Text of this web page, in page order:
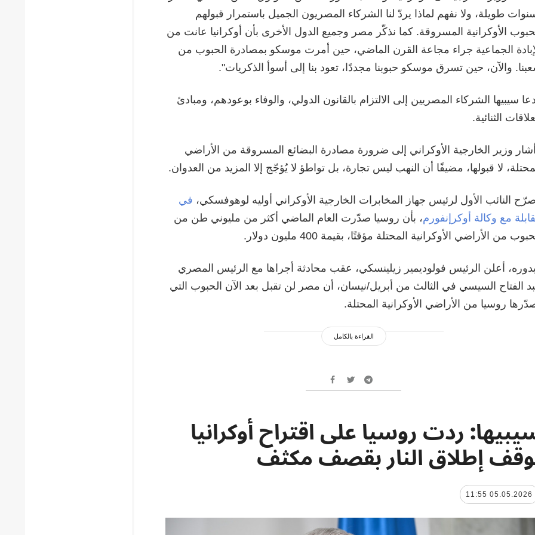
طويلة، ولا نفهم لماذا يردّ لنا الشركاء المصريون الجميل باستمرار قبولهم
الأوكرانية المسروقة. كما نذكّر مصر وجميع الدول الأخرى بأن أوكرانيا عانت من
الجماعية جراء مجاعة القرن الماضي، حين أمرت موسكو بمصادرة الحبوب من
والآن، حين تسرق موسكو حبوبنا مجددًا، تعود بنا إلى أسوأ الذكريات".
سيبيها الشركاء المصريين إلى الالتزام بالقانون الدولي، والوفاء بوعودهم، ومبادئ
الثنائية.
وزير الخارجية الأوكراني إلى ضرورة مصادرة البضائع المسروقة من الأراضي
لا قبولها، مضيفًا أن النهب ليس تجارة، بل تواطؤ لا يُؤجّج إلا المزيد من العدوان.
النائب الأول لرئيس جهاز المخابرات الخارجية الأوكراني أوليه لوهوفسكي، في
مع وكالة أوكرإنفورم، بأن روسيا صدّرت العام الماضي أكثر من مليوني طن من
من الأراضي الأوكرانية المحتلة مؤقتًا، بقيمة 400 مليون دولار.
أعلن الرئيس فولوديمير زيلينسكي، عقب محادثة أجراها مع الرئيس المصري
الفتاح السيسي في الثالث من أبريل/نيسان، أن مصر لن تقبل بعد الآن الحبوب التي
روسيا من الأراضي الأوكرانية المحتلة.
القراءة بالكامل
ردت روسيا على اقتراح أوكرانيا
إطلاق النار بقصف مكثف
05.05.2026 11:55